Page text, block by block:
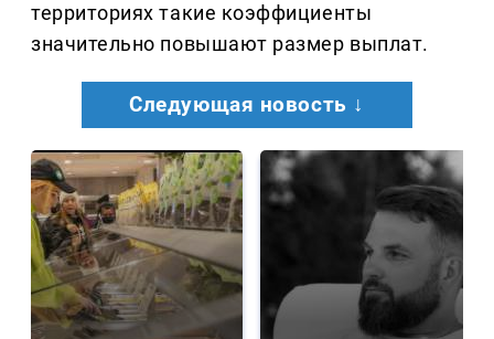
территориях такие коэффициенты
значительно повышают размер выплат.
Следующая новость ↓